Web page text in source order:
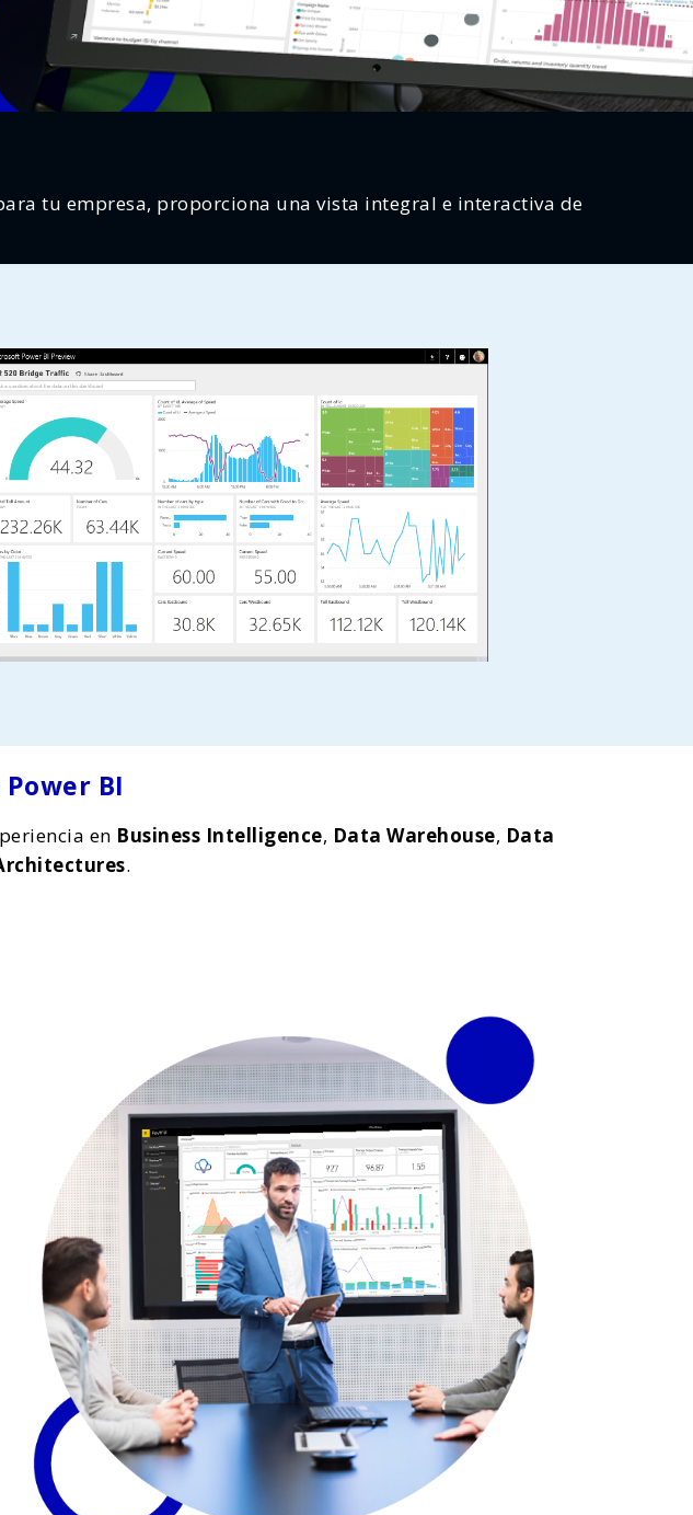
tu empresa, proporciona una vista integral e interactiva de
BI
en Business Intelligence, Data Warehouse, Data
.